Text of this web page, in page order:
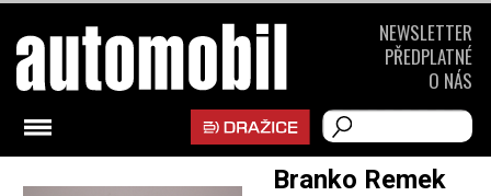
Branko Remek
NEWSLETTER
PŘEDPLATNÉ
O NÁS